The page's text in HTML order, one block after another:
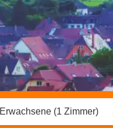
(1 Zimmer)